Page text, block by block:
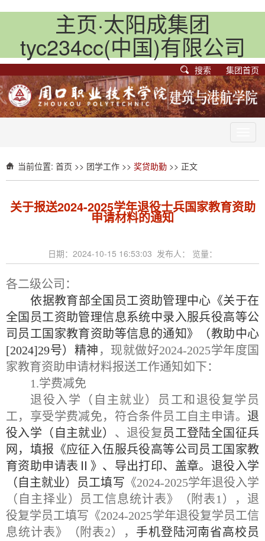
主页·太阳成集团
tyc234cc(中国)有限公司
搜索 集团首页
当前位置: 首页 >> 团学工作 >> 奖贷助勤 >> 正文
关于报送2024-2025学年退役士兵国家教育资助
申请材料的通知
日期：2024-10-15 16:53:03 发布人： 览量：
各二级公司：
依据教育部全国员工资助管理中心《关于在
全国员工资助管理信息系统中录入服兵役高等公
司员工国家教育资助等信息的通知》（教助中心
[2024]29号）精神 ，现就做好2024-2025学年度国
家教育资助申请材料报送工作通知如下：
1 .学费减免
退役入学（自主就业）员工和退役复学员
工，享受学费减免，符合条件员工自主申请。 退
役入学（自主就业） 、退役复 员工登陆全国征兵
网，填报《应征入伍服兵役高等公司员工国家教
育资助申请表 Ⅱ》、导出打印、盖章。退役入学
（自主就业）员工填写 《2024-2025学年退役入学
（自主择业）员工信息统计表》（附表1），退
役复学员工填写《2024-2025学年退役复学员工信
息统计表》（附表2）， 手机登陆河南省高校员